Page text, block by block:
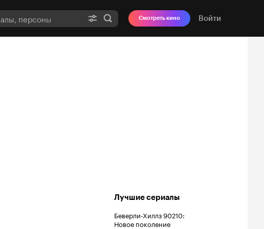
Смотреть кино Войти
Лучшие сериалы
Беверли-Хиллз 90210:
Новое поколение